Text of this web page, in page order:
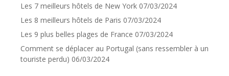
Les 7 meilleurs hôtels de New York 07/03/2024
Les 8 meilleurs hôtels de Paris 07/03/2024
Les 9 plus belles plages de France 07/03/2024
Comment se déplacer au Portugal (sans ressembler à un
touriste perdu) 06/03/2024